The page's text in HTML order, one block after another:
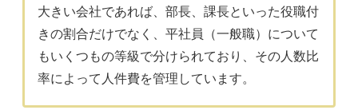
大きい会社であれば、部長、課長といった役職付
きの割合だけでなく、平社員（一般職）について
もいくつもの等級で分けられており、その人数比
率によって人件費を管理しています。